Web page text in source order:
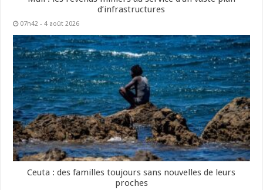
d’infrastructures
07h42 - 4 août 2026
Ceuta : des familles toujours sans nouvelles de leurs
proches